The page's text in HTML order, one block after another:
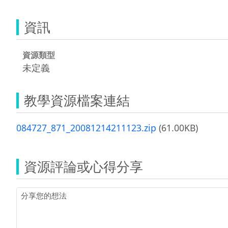
資訊
資源類型
未定義
教學資源檔案連結
084727_871_20081214211123.zip (61.00KB)
資源評論或心得分享